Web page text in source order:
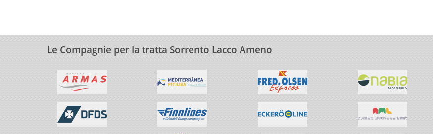
Le Compagnie per la tratta Sorrento Lacco Ameno